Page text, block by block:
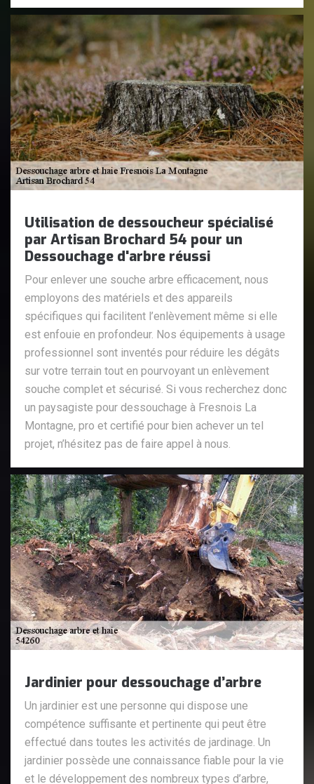
Utilisation de dessoucheur spécialisé
par Artisan Brochard 54 pour un
Dessouchage d'arbre réussi
Pour enlever une souche arbre efficacement, nous
employons des matériels et des appareils
spécifiques qui facilitent l’enlèvement même si elle
est enfouie en profondeur. Nos équipements à usage
professionnel sont inventés pour réduire les dégâts
sur votre terrain tout en pourvoyant un enlèvement
souche complet et sécurisé. Si vous recherchez donc
un paysagiste pour dessouchage à Fresnois La
Montagne, pro et certifié pour bien achever un tel
projet, n’hésitez pas de faire appel à nous.
Jardinier pour dessouchage d’arbre
Un jardinier est une personne qui dispose une
compétence suffisante et pertinente qui peut être
effectué dans toutes les activités de jardinage. Un
jardinier possède une connaissance fiable pour la vie
et le développement des nombreux types d’arbre,